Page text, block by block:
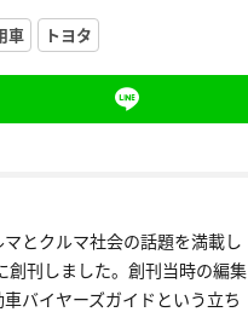
車 トヨタ
とクルマ社会の話題を満載し
創刊しました。創刊当時の編集
バイヤーズガイドという立ち